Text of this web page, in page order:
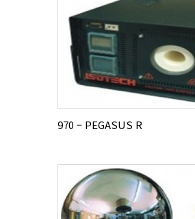
970 – PEGASUS R